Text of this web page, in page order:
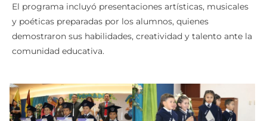
El programa incluyó presentaciones artísticas, musicales
y poéticas preparadas por los alumnos, quienes
demostraron sus habilidades, creatividad y talento ante la
comunidad educativa.